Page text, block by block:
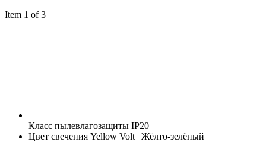
Item 1 of 3
Класс пылевлагозащиты IP20
Цвет свечения Yellow Volt | Жёлто-зелёный